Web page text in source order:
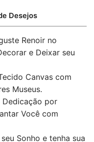
Desejos
Renoir no
e Deixar seu
Canvas com
Museus.
Dedicação por
Você com
Sonho e tenha sua